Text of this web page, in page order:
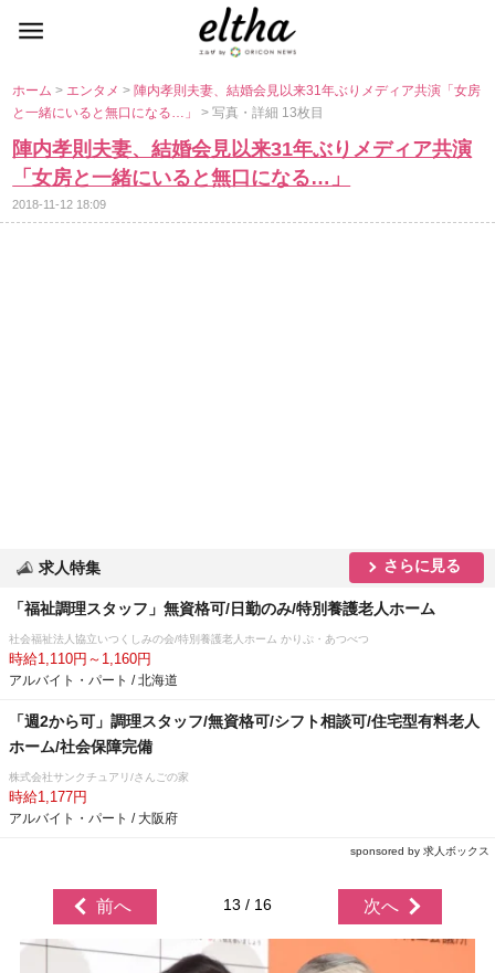
ホーム> エンタメ> 陣内孝則夫妻、結婚会見以来31年ぶりメディア共演「女房
と一緒にいると無口になる…」> 写真・詳細 13枚目
陣内孝則夫妻、結婚会見以来31年ぶりメディア共演
「女房と一緒にいると無口になる…」
2018-11-12 18:09
求人特集 さらに見る
「福祉調理スタッフ」無資格可/日勤のみ/特別養護老人ホーム
社会福祉法人協立いつくしみの会/特別養護老人ホーム かりぷ・あつべつ
時給1,110円～1,160円
アルバイト・パート / 北海道
「週2から可」調理スタッフ/無資格可/シフト相談可/住宅型有料老人
ホーム/社会保障完備
株式会社サンクチュアリ/さんごの家
時給1,177円
アルバイト・パート / 大阪府
sponsored by 求人ボックス
前へ 13 / 16 次へ